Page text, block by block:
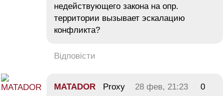
недействующего закона на опр.
территории вызывает эскалацию
конфликта?
Відповісти
MATADOR Proxy 28 фев, 21:23 0